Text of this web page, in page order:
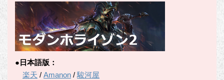
●日本語版：
楽天 / Amanon /駿河屋